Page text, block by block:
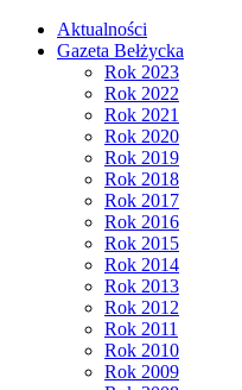
Aktualności
Gazeta Bełżycka
Rok 2023
Rok 2022
Rok 2021
Rok 2020
Rok 2019
Rok 2018
Rok 2017
Rok 2016
Rok 2015
Rok 2014
Rok 2013
Rok 2012
Rok 2011
Rok 2010
Rok 2009